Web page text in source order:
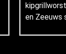
en Zeeuws